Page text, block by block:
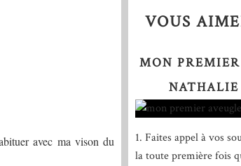
avec ma vison du
VOUS
MON
1. Faites appel à vos
la toute première fois